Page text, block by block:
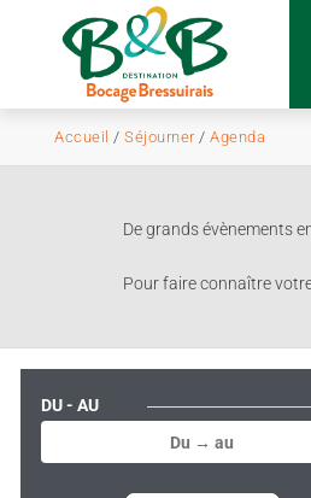
Accueil / Séjourner/ Agenda
De grands évènements
Pour faire connaître
DU - AU